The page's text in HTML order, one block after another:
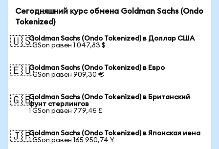
Сегодняшний курс обмена Goldman Sachs (Ondo
Tokenized)
🇺🇸Goldman Sachs (Ondo Tokenized) в Доллар США
1 GSon равен 1 047,83 $
🇪🇺Goldman Sachs (Ondo Tokenized) в Евро
1 GSon равен 909,30 €
🇬🇧Goldman Sachs (Ondo Tokenized) в Британский
фунт стерлингов
1 GSon равен 779,45 £
🇯🇵Goldman Sachs (Ondo Tokenized) в Японская иена
1 GSon равен 165 950,74 ¥